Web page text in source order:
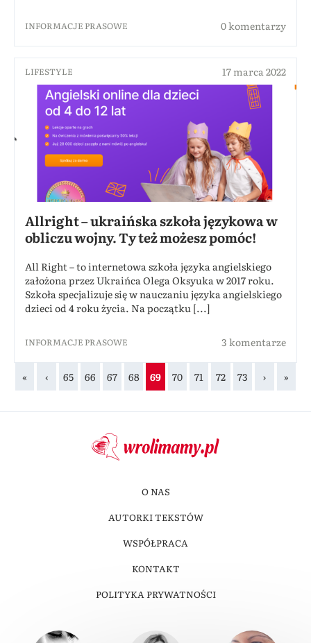
INFORMACJE PRASOWE 0 komentarzy
LIFESTYLE 17 marca 2022
Allright – ukraińska szkoła językowa w
obliczu wojny. Ty też możesz pomóc!
All Right – to internetowa szkoła języka angielskiego
założona przez Ukraińca Olega Oksyuka w 2017 roku.
Szkoła specjalizuje się w nauczaniu języka angielskiego
dzieci od 4 roku życia. Na początku [...]
INFORMACJE PRASOWE 3 komentarze
« ‹ 65 66 67 68 69 70 71 72 73 › »
O NAS
AUTORKI TEKSTÓW
WSPÓŁPRACA
KONTAKT
POLITYKA PRYWATNOŚCI